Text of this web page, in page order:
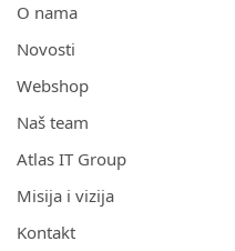
O nama
Novosti
Webshop
Naš team
Atlas IT Group
Misija i vizija
Kontakt